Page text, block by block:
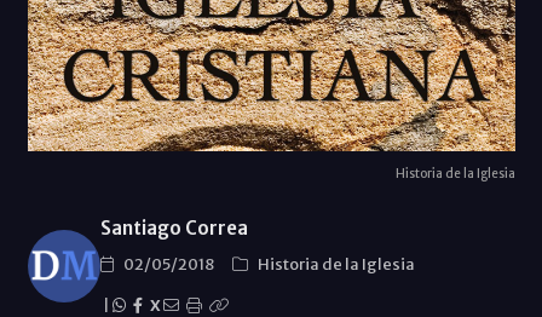
Historia de la Iglesia
Santiago Correa
02/05/2018
Historia de la Iglesia
X